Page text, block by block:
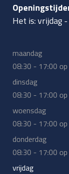
Het is:vrijdag
maandag
08:30 - 17:00
dinsdag
08:30 - 17:00
woensdag
08:30 - 17:00
donderdag
08:30 - 17:00
vrijdag